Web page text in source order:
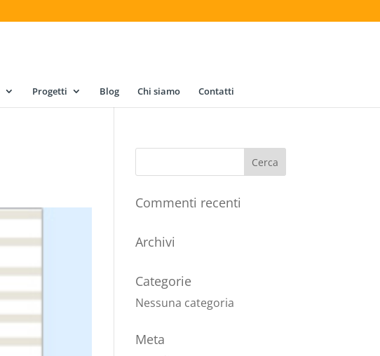
Progetti Blog Chi siamo Contatti
Commenti recenti
Archivi
Categorie
Nessuna categoria
Meta